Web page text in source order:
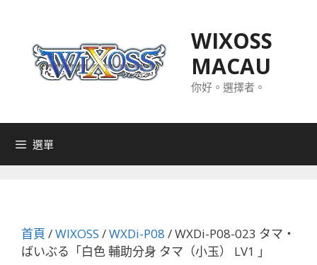
WIXOSS
MACAU
你好。選擇者。
選單
首頁 /WIXOSS /WXDi-P08 / WXDi-P08-023 タマ・
ばいぶる「白色 輔助分身 タマ（小玉） LV1 」